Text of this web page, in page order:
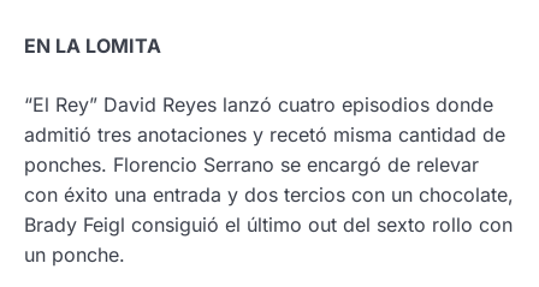
EN LA LOMITA
“El Rey” David Reyes lanzó cuatro episodios donde
admitió tres anotaciones y recetó misma cantidad de
ponches. Florencio Serrano se encargó de relevar
con éxito una entrada y dos tercios con un chocolate,
Brady Feigl consiguió el último out del sexto rollo con
un ponche.